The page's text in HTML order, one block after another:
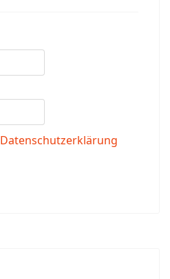
Datenschutzerklärung